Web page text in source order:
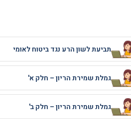
תביעת לשון הרע נגד ביטוח לאומי
גמלת שמירת הריון – חלק א'
גמלת שמירת הריון – חלק ב'